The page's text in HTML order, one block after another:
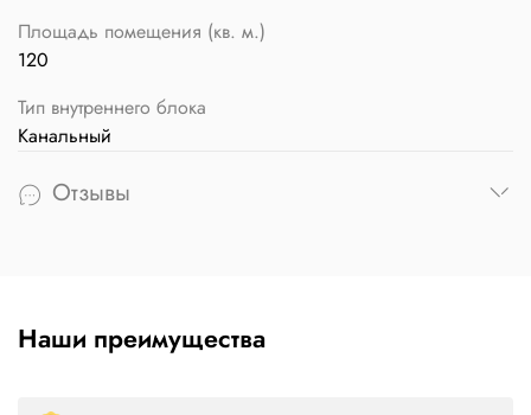
Площадь помещения (кв. м.)
120
Тип внутреннего блока
Канальный
Отзывы
Наши преимущества